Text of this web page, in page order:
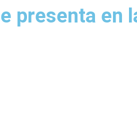
presenta en